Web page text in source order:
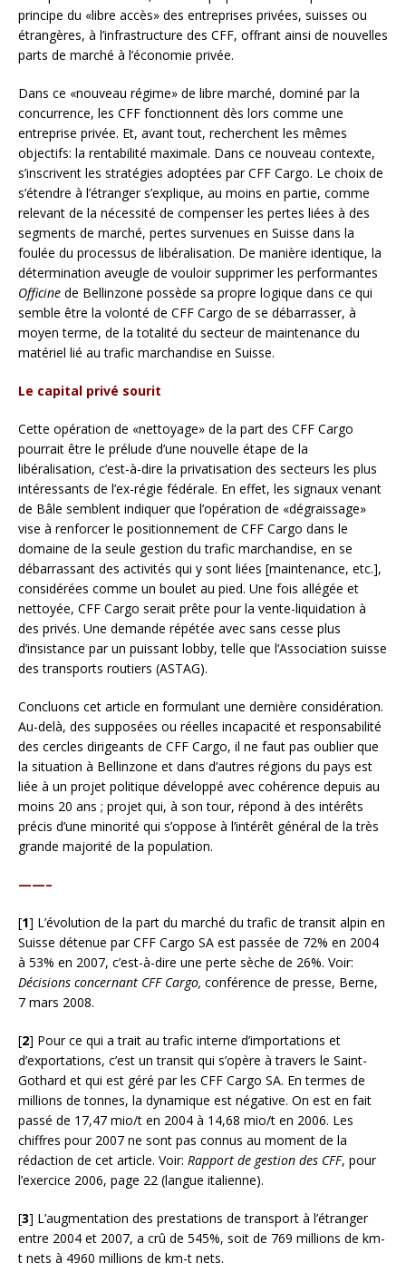
principe du «libre accès» des entreprises privées, suisses ou
étrangères, à l’infrastructure des CFF, offrant ainsi de nouvelles
parts de marché à l’économie privée.
Dans ce «nouveau régime» de libre marché, dominé par la
concurrence, les CFF fonctionnent dès lors comme une
entreprise privée. Et, avant tout, recherchent les mêmes
objectifs: la rentabilité maximale. Dans ce nouveau contexte,
s’inscrivent les stratégies adoptées par CFF Cargo. Le choix de
s’étendre à l’étranger s’explique, au moins en partie, comme
relevant de la nécessité de compenser les pertes liées à des
segments de marché, pertes survenues en Suisse dans la
foulée du processus de libéralisation. De manière identique, la
détermination aveugle de vouloir supprimer les performantes
Officine de Bellinzone possède sa propre logique dans ce qui
semble être la volonté de CFF Cargo de se débarrasser, à
moyen terme, de la totalité du secteur de maintenance du
matériel lié au trafic marchandise en Suisse.
Le capital privé sourit
Cette opération de «nettoyage» de la part des CFF Cargo
pourrait être le prélude d’une nouvelle étape de la
libéralisation, c’est-à-dire la privatisation des secteurs les plus
intéressants de l’ex-régie fédérale. En effet, les signaux venant
de Bâle semblent indiquer que l’opération de «dégraissage»
vise à renforcer le positionnement de CFF Cargo dans le
domaine de la seule gestion du trafic marchandise, en se
débarrassant des activités qui y sont liées [maintenance, etc.],
considérées comme un boulet au pied. Une fois allégée et
nettoyée, CFF Cargo serait prête pour la vente-liquidation à
des privés. Une demande répétée avec sans cesse plus
d’insistance par un puissant lobby, telle que l’Association suisse
des transports routiers (ASTAG).
Concluons cet article en formulant une dernière considération.
Au-delà, des supposées ou réelles incapacité et responsabilité
des cercles dirigeants de CFF Cargo, il ne faut pas oublier que
la situation à Bellinzone et dans d’autres régions du pays est
liée à un projet politique développé avec cohérence depuis au
moins 20 ans ; projet qui, à son tour, répond à des intérêts
précis d’une minorité qui s’oppose à l’intérêt général de la très
grande majorité de la population.
——–
[1] L’évolution de la part du marché du trafic de transit alpin en
Suisse détenue par CFF Cargo SA est passée de 72% en 2004
à 53% en 2007, c’est-à-dire une perte sèche de 26%. Voir:
Décisions concernant CFF Cargo, conférence de presse, Berne,
7 mars 2008.
[2] Pour ce qui a trait au trafic interne d’importations et
d’exportations, c’est un transit qui s’opère à travers le Saint-
Gothard et qui est géré par les CFF Cargo SA. En termes de
millions de tonnes, la dynamique est négative. On est en fait
passé de 17,47 mio/t en 2004 à 14,68 mio/t en 2006. Les
chiffres pour 2007 ne sont pas connus au moment de la
rédaction de cet article. Voir: Rapport de gestion des CFF, pour
l’exercice 2006, page 22 (langue italienne).
[3] L’augmentation des prestations de transport à l’étranger
entre 2004 et 2007, a crû de 545%, soit de 769 millions de km-
t nets à 4960 millions de km-t nets.